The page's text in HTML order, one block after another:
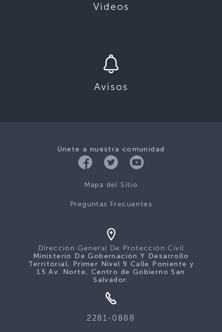
Videos
Avisos
Únete a nuestra comunidad
Mapa del Sitio
Preguntas Frecuentes
Dirección General De Protección Civil
Ministerio De Gobernación Y Desarrollo
Territorial, Primer Nivel 9 Calle Poniente y
15 Av. Norte, Centro de Gobierno San
Salvador.
2281-0888